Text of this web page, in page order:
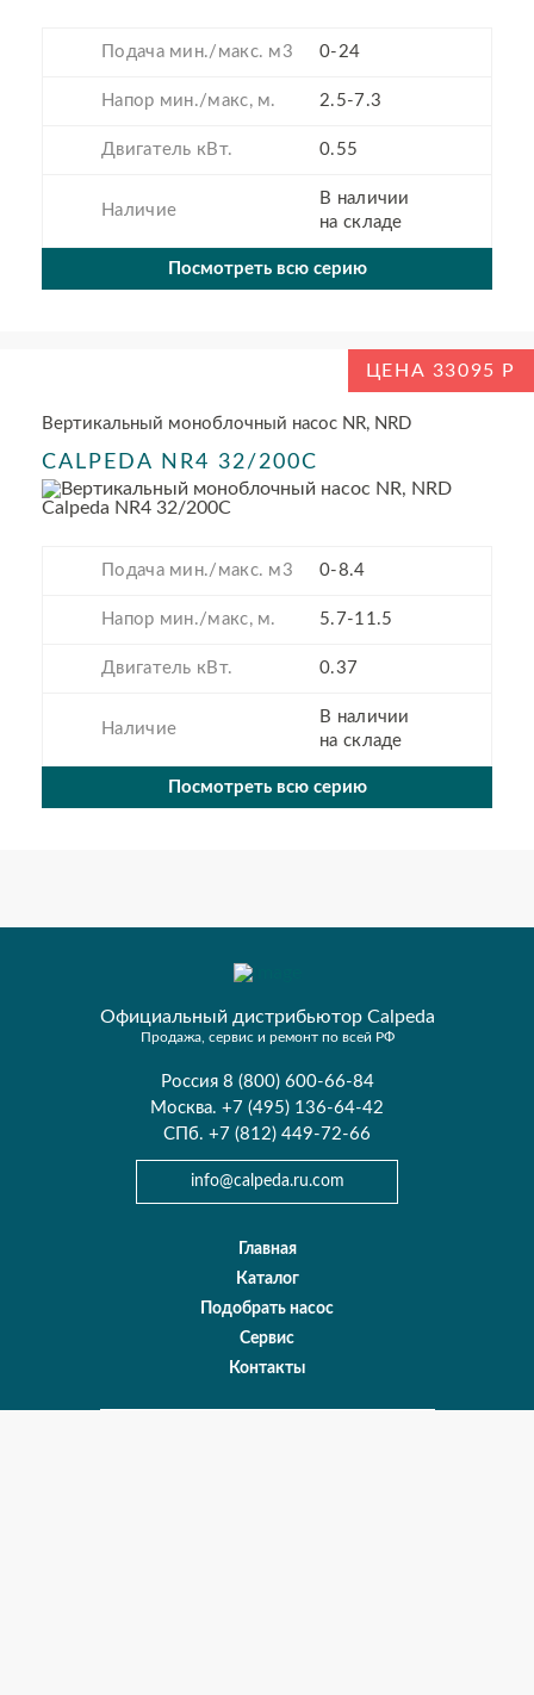
Подача мин./макс. м3 0-24
Напор мин./макс, м. 2.5-7.3
Двигатель кВт. 0.55
Наличие
В наличии
на складе
Посмотреть всю серию
ЦЕНА 33095
Вертикальный моноблочный насос NR, NRD
CALPEDA NR4 32/200C
Подача мин./макс. м3 0-8.4
Напор мин./макс, м. 5.7-11.5
Двигатель кВт. 0.37
Наличие
В наличии
на складе
Посмотреть всю серию
Официальный дистрибьютор Calpeda
Продажа, сервис и ремонт по всей РФ
Россия 8 (800) 600-66-84
Москва. +7 (495) 136-64-42
СПб. +7 (812) 449-72-66
info@сalpeda.ru.com
Главная
Каталог
Подобрать насос
Сервис
Контакты